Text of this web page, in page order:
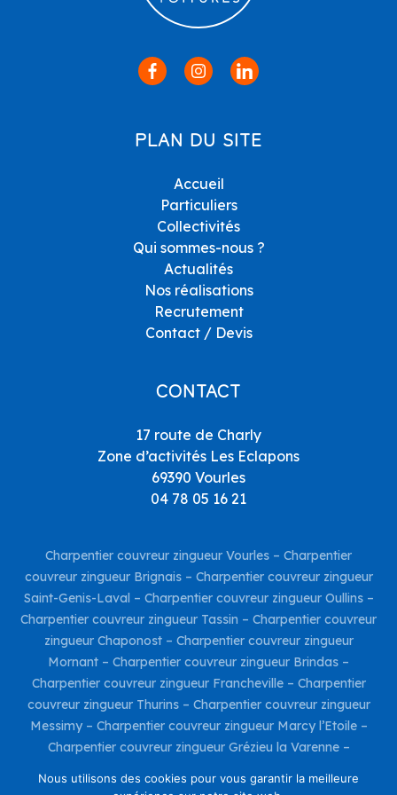
PLAN DU SITE
Accueil
Particuliers
Collectivités
Qui sommes-nous ?
Actualités
Nos réalisations
Recrutement
Contact / Devis
CONTACT
17 route de Charly
Zone d’activités Les Eclapons
69390 Vourles
04 78 05 16 21
Charpentier couvreur zingueur Vourles – Charpentier
couvreur zingueur Brignais– Charpentier couvreur zingueur
Saint-Genis-Laval – Charpentier couvreur zingueur Oullins–
Charpentier couvreur zingueur Tassin – Charpentier couvreur
zingueur Chaponost– Charpentier couvreur zingueur
Mornant – Charpentier couvreur zingueur Brindas –
Charpentier couvreur zingueur Francheville– Charpentier
couvreur zingueur Thurins– Charpentier couvreur zingueur
Messimy– Charpentier couvreur zingueur Marcy l’Etoile–
Charpentier couvreur zingueur Grézieu la Varenne–
couvreur zingueur Charly
– Charpentier couvreur zingueur
Nous utilisons des cookies pour vous garantir la meilleure